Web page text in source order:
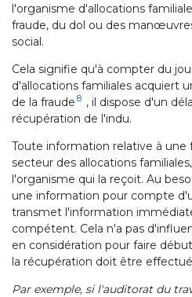
l'organisme d'allocations
fraude, du dol ou des
social.
Cela signifie qu'à compter du
d'allocations familiales acquiert
de la fraude 8 , il dispose d'un
récupération de l'indu.
Toute information relative à
secteur des allocations
l'organisme qui la reçoit. Au
une information pour compte
transmet l'information
compétent. Cela n'a pas
en considération pour faire
la récupération doit être
Par exemple, si l'auditorat du